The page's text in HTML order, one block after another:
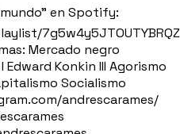
en Spotify:
Mercado negro
Konkin III Agorismo
Socialismo
andrescarames/